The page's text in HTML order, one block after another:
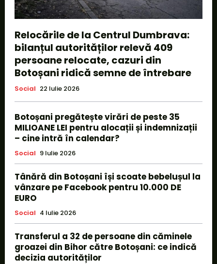
Relocările de la Centrul Dumbrava:
bilanțul autorităților relevă 409
persoane relocate, cazuri din
Botoșani ridică semne de întrebare
Social 22 Iulie 2026
Botoșani pregătește virări de peste 35
MILIOANE LEI pentru alocații și indemnizații
– cine intră în calendar?
Social 9 Iulie 2026
Tânără din Botoșani își scoate bebelușul la
vânzare pe Facebook pentru 10.000 DE
EURO
Social 4 Iulie 2026
Transferul a 32 de persoane din căminele
groazei din Bihor către Botoșani: ce indică
decizia autorităților